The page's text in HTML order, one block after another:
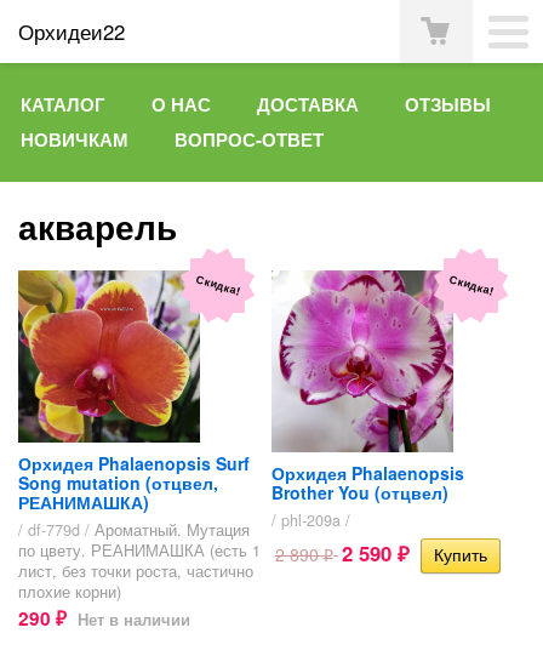
Орхидеи22
КАТАЛОГ О НАС ДОСТАВКА
ОТЗЫВЫ
НОВИЧКАМ
ВОПРОС-ОТВЕТ
акварель
Скидка!
Орхидея Phalaenopsis Surf
Song mutation (отцвел,
РЕАНИМАШКА)
/ df-779d / Ароматный. Мутация
по цвету. РЕАНИМАШКА (есть 1
лист, без точки роста, частично
плохие корни)
290 ₽ Нет в наличии
Скидка!
Орхидея Phalaenopsis
Brother You (отцвел)
/ phl-209a /
2 890₽ 2 590 ₽